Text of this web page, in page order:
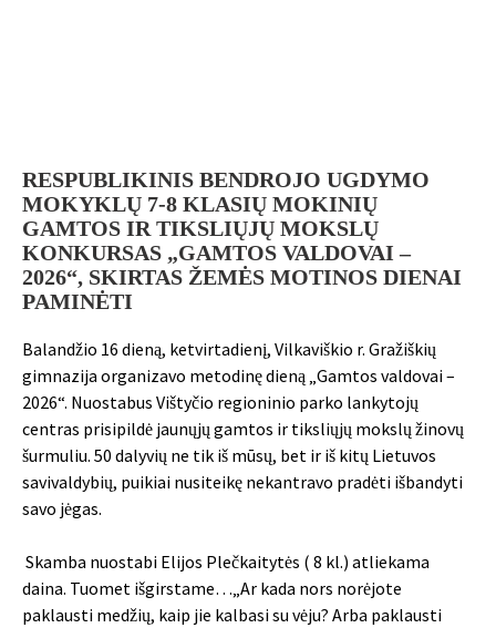
RESPUBLIKINIS BENDROJO UGDYMO
MOKYKLŲ 7-8 KLASIŲ MOKINIŲ
GAMTOS IR TIKSLIŲJŲ MOKSLŲ
KONKURSAS „GAMTOS VALDOVAI –
2026“, SKIRTAS ŽEMĖS MOTINOS DIENAI
PAMINĖTI
Balandžio 16 dieną, ketvirtadienį, Vilkaviškio r. Gražiškių
gimnazija organizavo metodinę dieną „Gamtos valdovai –
2026“. Nuostabus Vištyčio regioninio parko lankytojų
centras prisipildė jaunųjų gamtos ir tiksliųjų mokslų žinovų
šurmuliu. 50 dalyvių ne tik iš mūsų, bet ir iš kitų Lietuvos
savivaldybių, puikiai nusiteikę nekantravo pradėti išbandyti
savo jėgas.
Skamba nuostabi Elijos Plečkaitytės ( 8 kl.) atliekama
daina. Tuomet išgirstame…„Ar kada nors norėjote
paklausti medžių, kaip jie kalbasi su vėju? Arba paklausti